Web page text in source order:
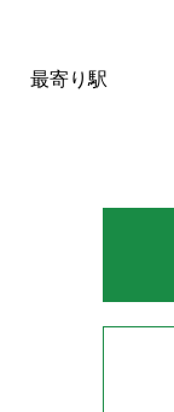
最寄り駅